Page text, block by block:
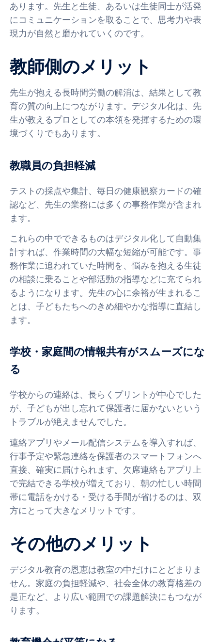
あります。先生と生徒、あるいは生徒同士が活発
にコミュニケーションを取ることで、思考力や表
現力が自然と磨かれていくのです。
教師側のメリット
先生が抱える長時間労働の解消は、結果として教
育の質の向上につながります。デジタル化は、先
生が教えるプロとしての本領を発揮するための環
境づくりでもあります。
教職員の負担軽減
テストの採点や集計、毎日の健康観察カードの確
認など、先生の業務には多くの事務作業が含まれ
ます。
これらの中でできるものはデジタル化して自動集
計すれば、作業時間の大幅な短縮が可能です。事
務作業に追われていた時間を、悩みを抱える生徒
の相談に乗ることや部活動の指導などに充てられ
るようになります。先生の心に余裕が生まれるこ
とは、子どもたちへのきめ細やかな指導に直結し
ます。
学校・家庭間の情報共有がスムーズにな
る
学校からの連絡は、長らくプリントが中心でした
が、子どもが出し忘れて保護者に届かないという
トラブルが絶えませんでした。
連絡アプリやメール配信システムを導入すれば、
行事予定や緊急連絡を保護者のスマートフォンへ
直接、確実に届けられます。欠席連絡もアプリ上
で完結できる学校が増えており、朝の忙しい時間
帯に電話をかける・受ける手間が省けるのは、双
方にとって大きなメリットです。
その他のメリット
デジタル教育の恩恵は教室の中だけにとどまりま
せん。家庭の負担軽減や、社会全体の教育格差の
是正など、より広い範囲での課題解決にもつなが
ります。